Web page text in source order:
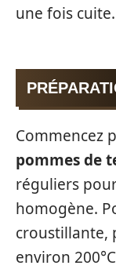
une fois cuite.
Commencez
pommes de
réguliers
homogène.
croustillante,
environ